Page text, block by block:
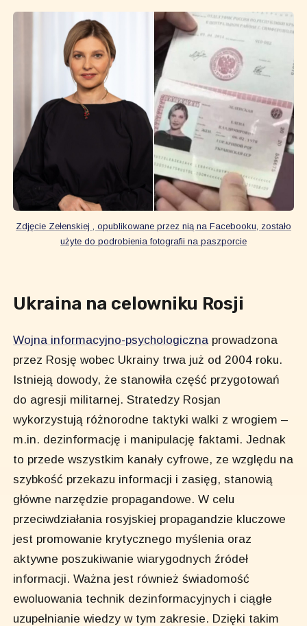
Zdjęcie Zełenskiej , opublikowane przez nią na Facebooku, zostało
użyte do podrobienia fotografii na paszporcie
Ukraina na celowniku Rosji
Wojna informacyjno-psychologiczna prowadzona
przez Rosję wobec Ukrainy trwa już od 2004 roku.
Istnieją dowody, że stanowiła część przygotowań
do agresji militarnej. Stratedzy Rosjan
wykorzystują różnorodne taktyki walki z wrogiem –
m.in. dezinformację i manipulację faktami. Jednak
to przede wszystkim kanały cyfrowe, ze względu na
szybkość przekazu informacji i zasięg, stanowią
główne narzędzie propagandowe. W celu
przeciwdziałania rosyjskiej propagandzie kluczowe
jest promowanie krytycznego myślenia oraz
aktywne poszukiwanie wiarygodnych źródeł
informacji. Ważna jest również świadomość
ewoluowania technik dezinformacyjnych i ciągłe
uzupełnianie wiedzy w tym zakresie. Dzięki takim